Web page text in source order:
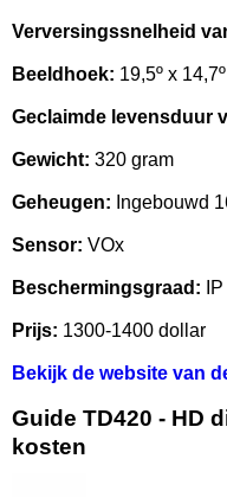
Verversingssnelheid
Beeldhoek: 19,5º x 14,7º
Geclaimde levensduur
Gewicht: 320 gram
Geheugen: Ingebouwd
Sensor: VOx
Beschermingsgraad:
Prijs: 1300-1400 dollar
Bekijk de website van
Guide TD420 - HD
kosten